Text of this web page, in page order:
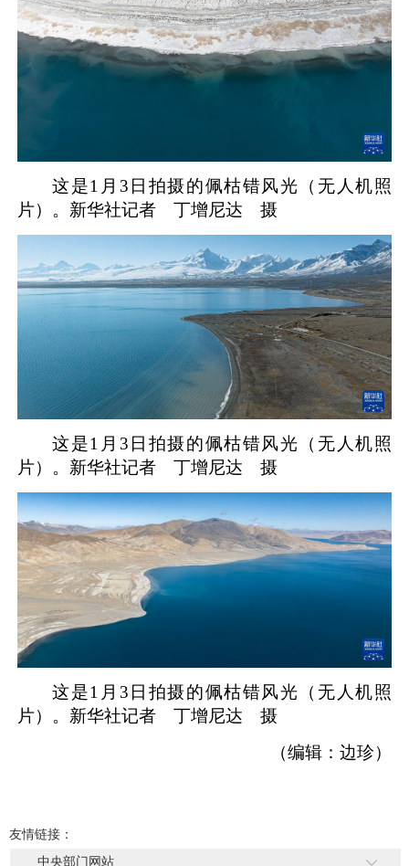
这是1月3日拍摄的佩枯错风光（无人机照
片）。新华社记者 丁增尼达 摄
这是1月3日拍摄的佩枯错风光（无人机照
片）。新华社记者 丁增尼达 摄
这是1月3日拍摄的佩枯错风光（无人机照
片）。新华社记者 丁增尼达 摄
（编辑：边珍）
友情链接：
中央部门网站